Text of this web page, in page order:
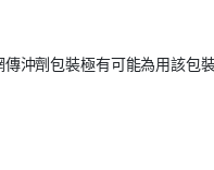
沖劑包裝極有可能為用該包